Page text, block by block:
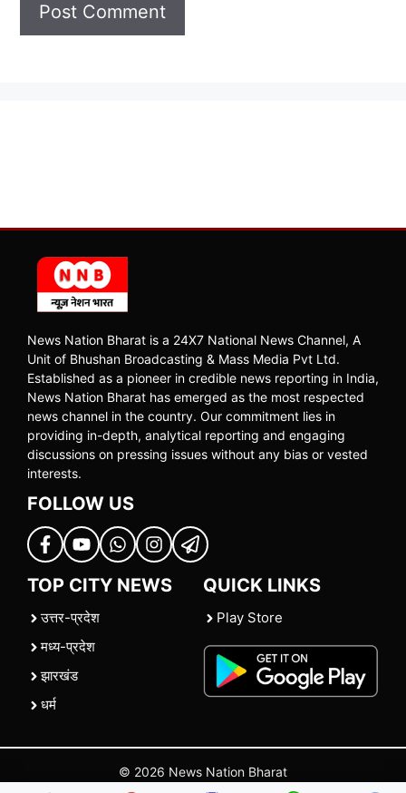
News Nation Bharat is a 24X7 National News Channel, A
Unit of Bhushan Broadcasting & Mass Media Pvt Ltd.
Established as a pioneer in credible news reporting in India,
News Nation Bharat has emerged as the most respected
news channel in the country. Our commitment lies in
providing in-depth, analytical reporting and engaging
discussions on pressing issues without any bias or vested
interests.
FOLLOW US
TOP CITY NEWS
उत्तर-प्रदेश
मध्य-प्रदेश
झारखंड
धर्म
QUICK LINKS
Play Store
© 2026 News Nation Bharat